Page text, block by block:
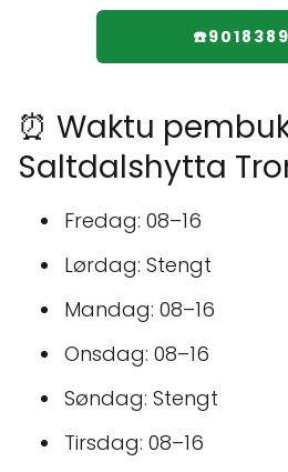
⏰ Waktu
Saltdalshytta
Fredag: 08–16
Lørdag: Stengt
Mandag: 08–16
Onsdag: 08–16
Søndag: Stengt
Tirsdag: 08–16